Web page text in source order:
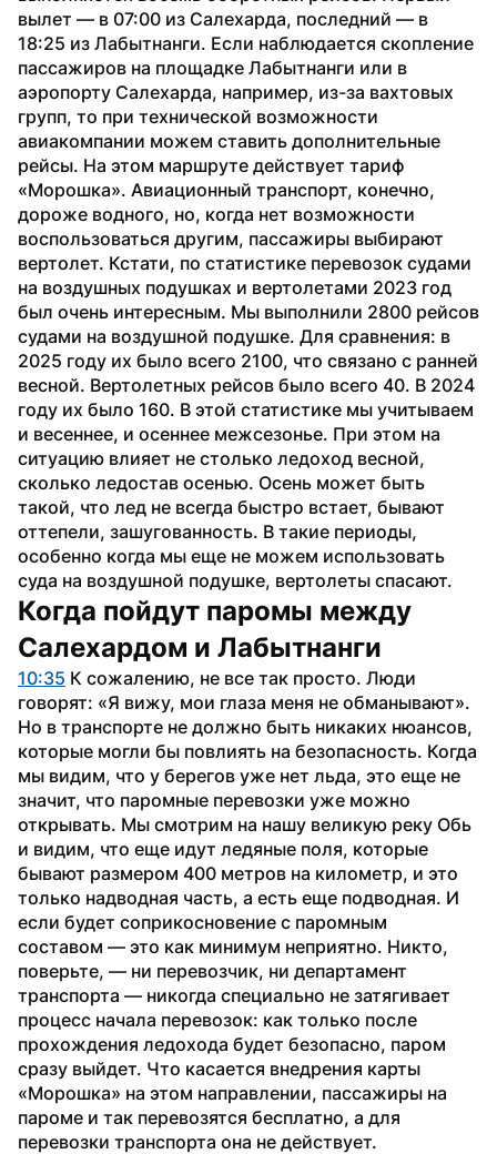
вылет — в 07:00 из Салехарда, последний — в
18:25 из Лабытнанги. Если наблюдается скопление
пассажиров на площадке Лабытнанги или в
аэропорту Салехарда, например, из-за вахтовых
групп, то при технической возможности
авиакомпании можем ставить дополнительные
рейсы. На этом маршруте действует тариф
«Морошка». Авиационный транспорт, конечно,
дороже водного, но, когда нет возможности
воспользоваться другим, пассажиры выбирают
вертолет. Кстати, по статистике перевозок судами
на воздушных подушках и вертолетами 2023 год
был очень интересным. Мы выполнили 2800 рейсов
судами на воздушной подушке. Для сравнения: в
2025 году их было всего 2100, что связано с ранней
весной. Вертолетных рейсов было всего 40. В 2024
году их было 160. В этой статистике мы учитываем
и весеннее, и осеннее межсезонье. При этом на
ситуацию влияет не столько ледоход весной,
сколько ледостав осенью. Осень может быть
такой, что лед не всегда быстро встает, бывают
оттепели, зашугованность. В такие периоды,
особенно когда мы еще не можем использовать
суда на воздушной подушке, вертолеты спасают.
Когда пойдут паромы между
Салехардом и Лабытнанги
10:35 К сожалению, не все так просто. Люди
говорят: «Я вижу, мои глаза меня не обманывают».
Но в транспорте не должно быть никаких нюансов,
которые могли бы повлиять на безопасность. Когда
мы видим, что у берегов уже нет льда, это еще не
значит, что паромные перевозки уже можно
открывать. Мы смотрим на нашу великую реку Обь
и видим, что еще идут ледяные поля, которые
бывают размером 400 метров на километр, и это
только надводная часть, а есть еще подводная. И
если будет соприкосновение с паромным
составом — это как минимум неприятно. Никто,
поверьте, — ни перевозчик, ни департамент
транспорта — никогда специально не затягивает
процесс начала перевозок: как только после
прохождения ледохода будет безопасно, паром
сразу выйдет. Что касается внедрения карты
«Морошка» на этом направлении, пассажиры на
пароме и так перевозятся бесплатно, а для
перевозки транспорта она не действует.